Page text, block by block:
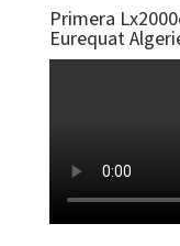
Primera
Eurequat